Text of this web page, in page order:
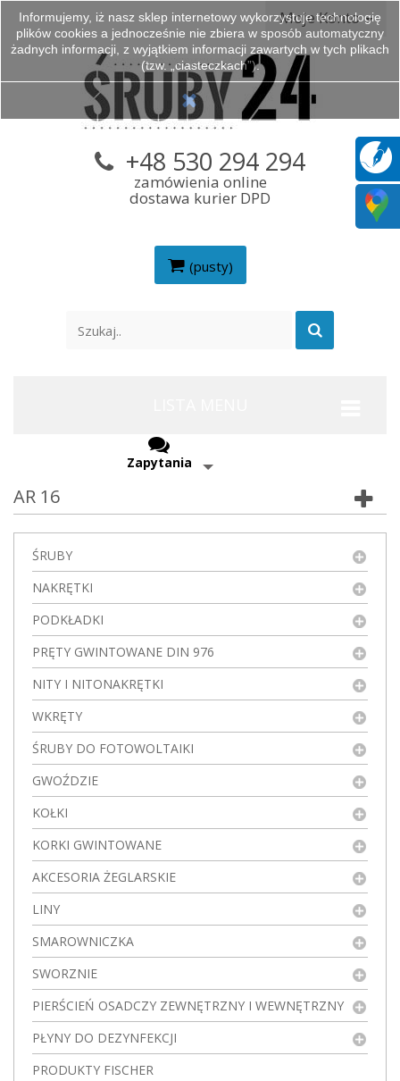
Moje Konto
(pusty)
+48 530 294 294
zamówienia online
dostawa kurier DPD
Zapytania
AR 16
ŚRUBY
NAKRĘTKI
PODKŁADKI
PRĘTY GWINTOWANE DIN 976
NITY I NITONAKRĘTKI
WKRĘTY
ŚRUBY DO FOTOWOLTAIKI
GWOŹDZIE
KOŁKI
KORKI GWINTOWANE
AKCESORIA ŻEGLARSKIE
LINY
SMAROWNICZKA
SWORZNIE
PIERŚCIEŃ OSADCZY ZEWNĘTRZNY I WEWNĘTRZNY
PŁYNY DO DEZYNFEKCJI
PRODUKTY FISCHER
Informujemy, iż nasz sklep internetowy wykorzystuje technologię
plików cookies a jednocześnie nie zbiera w sposób automatyczny
żadnych informacji, z wyjątkiem informacji zawartych w tych plikach
(tzw. „ciasteczkach”).